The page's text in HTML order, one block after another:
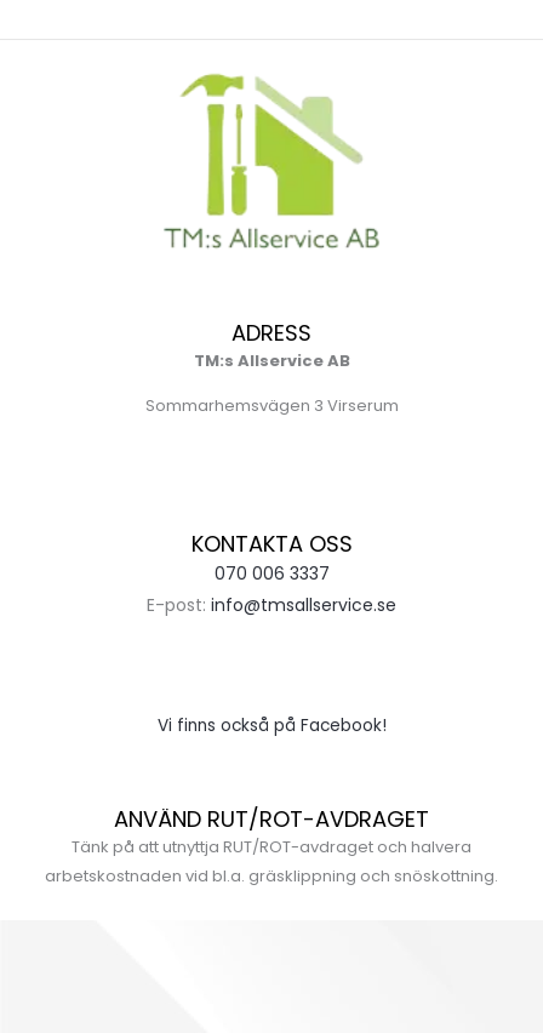
ADRESS
TM:s Allservice AB
Sommarhemsvägen 3 Virserum
KONTAKTA OSS
070 006 3337
E-post: info@tmsallservice.se
Vi finns också på Facebook!
ANVÄND RUT/ROT-AVDRAGET
Tänk på att utnyttja RUT/ROT-avdraget och halvera
arbetskostnaden vid bl.a. gräsklippning och snöskottning.